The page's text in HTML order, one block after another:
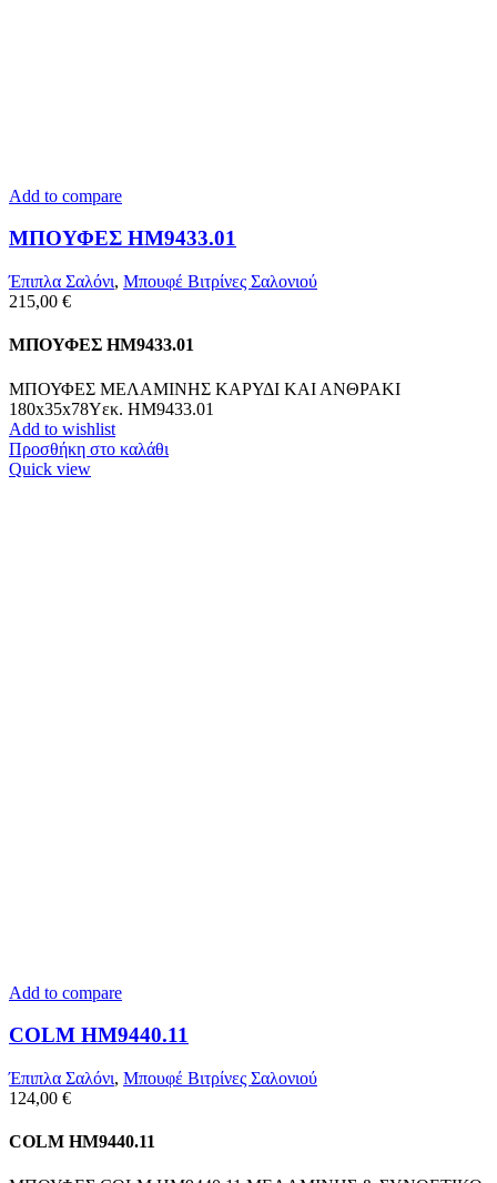
Add to compare
ΜΠΟΥΦΕΣ HM9433.01
Έπιπλα Σαλόνι, Μπουφέ Βιτρίνες Σαλονιού
215,00 €
ΜΠΟΥΦΕΣ HM9433.01
ΜΠΟΥΦΕΣ ΜΕΛΑΜΙΝΗΣ ΚΑΡΥΔΙ ΚΑΙ ΑΝΘΡΑΚΙ
180x35x78Yεκ. HM9433.01
Add to wishlist
Προσθήκη στο καλάθι
Quick view
Add to compare
COLM HM9440.11
Έπιπλα Σαλόνι, Μπουφέ Βιτρίνες Σαλονιού
124,00 €
COLM HM9440.11